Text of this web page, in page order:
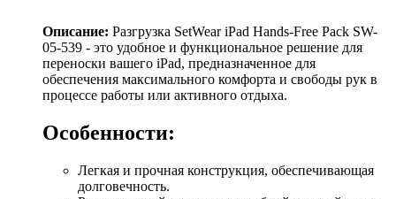
Описание: Разгрузка SetWear iPad Hands-Free Pack SW-
05-539 - это удобное и функциональное решение для
переноски вашего iPad, предназначенное для
обеспечения максимального комфорта и свободы рук в
процессе работы или активного отдыха.
Особенности:
Легкая и прочная конструкция, обеспечивающая
долговечность.